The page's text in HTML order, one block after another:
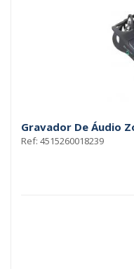
Gravador De Áudio
Ref: 4515260018239